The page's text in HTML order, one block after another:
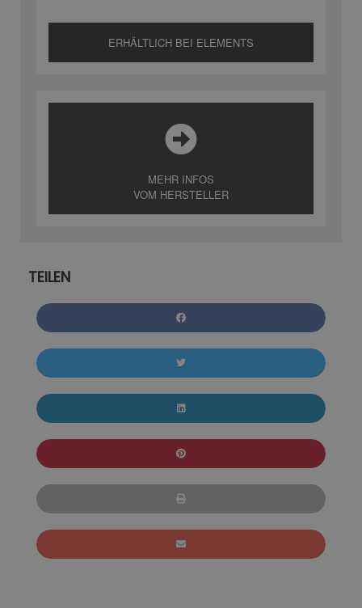
ERHÄLTLICH BEI ELEMENTS
MEHR INFOS
VOM HERSTELLER
TEILEN